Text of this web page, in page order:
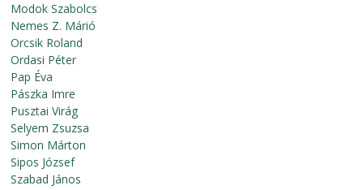
Modok Szabolcs
Nemes Z. Márió
Orcsik Roland
Ordasi Péter
Pap Éva
Pászka Imre
Pusztai Virág
Selyem Zsuzsa
Simon Márton
Sipos József
Szabad János